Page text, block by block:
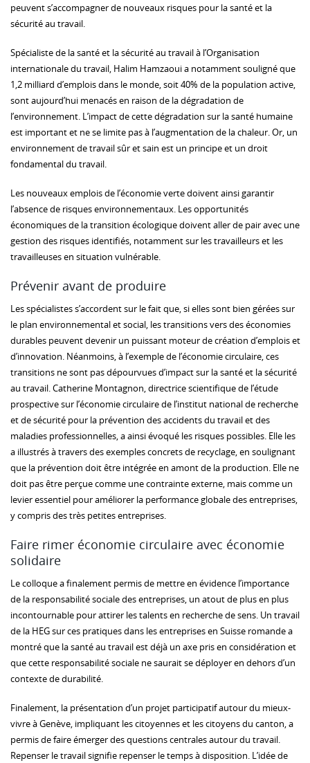
peuvent s’accompagner de nouveaux risques pour la santé et la
sécurité au travail.
Spécialiste de la santé et la sécurité au travail à l’Organisation
internationale du travail, Halim Hamzaoui a notamment souligné que
1,2 milliard d’emplois dans le monde, soit 40% de la population active,
sont aujourd’hui menacés en raison de la dégradation de
l’environnement. L’impact de cette dégradation sur la santé humaine
est important et ne se limite pas à l’augmentation de la chaleur. Or, un
environnement de travail sûr et sain est un principe et un droit
fondamental du travail.
Les nouveaux emplois de l’économie verte doivent ainsi garantir
l’absence de risques environnementaux. Les opportunités
économiques de la transition écologique doivent aller de pair avec une
gestion des risques identifiés, notamment sur les travailleurs et les
travailleuses en situation vulnérable.
Prévenir avant de produire
Les spécialistes s’accordent sur le fait que, si elles sont bien gérées sur
le plan environnemental et social, les transitions vers des économies
durables peuvent devenir un puissant moteur de création d’emplois et
d’innovation. Néanmoins, à l’exemple de l’économie circulaire, ces
transitions ne sont pas dépourvues d’impact sur la santé et la sécurité
au travail. Catherine Montagnon, directrice scientifique de l’étude
prospective sur l’économie circulaire de l’institut national de recherche
et de sécurité pour la prévention des accidents du travail et des
maladies professionnelles, a ainsi évoqué les risques possibles. Elle les
a illustrés à travers des exemples concrets de recyclage, en soulignant
que la prévention doit être intégrée en amont de la production. Elle ne
doit pas être perçue comme une contrainte externe, mais comme un
levier essentiel pour améliorer la performance globale des entreprises,
y compris des très petites entreprises.
Faire rimer économie circulaire avec économie
solidaire
Le colloque a finalement permis de mettre en évidence l’importance
de la responsabilité sociale des entreprises, un atout de plus en plus
incontournable pour attirer les talents en recherche de sens. Un travail
de la HEG sur ces pratiques dans les entreprises en Suisse romande a
montré que la santé au travail est déjà un axe pris en considération et
que cette responsabilité sociale ne saurait se déployer en dehors d’un
contexte de durabilité.
Finalement, la présentation d’un projet participatif autour du mieux-
vivre à Genève, impliquant les citoyennes et les citoyens du canton, a
permis de faire émerger des questions centrales autour du travail.
Repenser le travail signifie repenser le temps à disposition. L’idée de